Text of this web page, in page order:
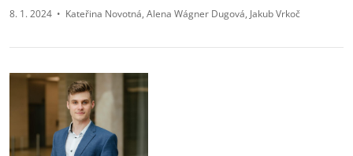
8. 1. 2024 • Kateřina Novotná Alena Wágner Dugová Jakub Vrkoč